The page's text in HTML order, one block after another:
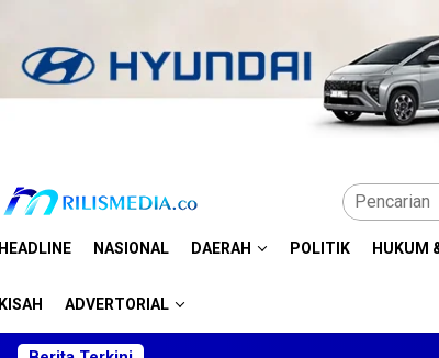
HEADLINE NASIONAL DAERAH POLITIK HUKUM
KISAH ADVERTORIAL